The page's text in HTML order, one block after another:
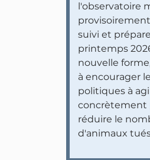
l'observatoire
suivi et
printemps
nouvelle
à encourager
politiques à
concrètement
réduire le
d'animaux